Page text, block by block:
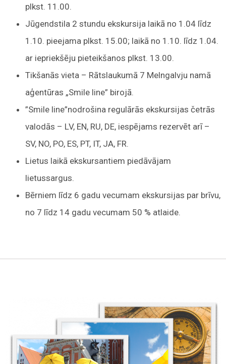
plkst. 11.00.
Jūgendstila 2 stundu ekskursija laikā no 1.04 līdz
1.10. pieejama plkst. 15.00; laikā no 1.10. līdz 1.04.
ar iepriekšēju pieteikšanos plkst. 13.00.
Tikšanās vieta – Rātslaukumā 7 Melngalvju namā
aģentūras „Smile line” birojā.
”Smile line”nodrošina regulārās ekskursijas četrās
valodās – LV, EN, RU, DE, iespējams rezervēt arī –
SV, NO, PO, ES, PT, IT, JA, FR.
Lietus laikā ekskursantiem piedāvājam
lietussargus.
Bērniem līdz 6 gadu vecumam ekskursijas par brīvu,
no 7 līdz 14 gadu vecumam 50 % atlaide.